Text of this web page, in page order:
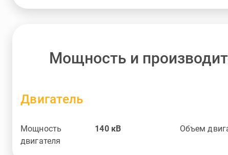
Мощность и
Двигатель
Мощность
двигателя
140 кВ Объем